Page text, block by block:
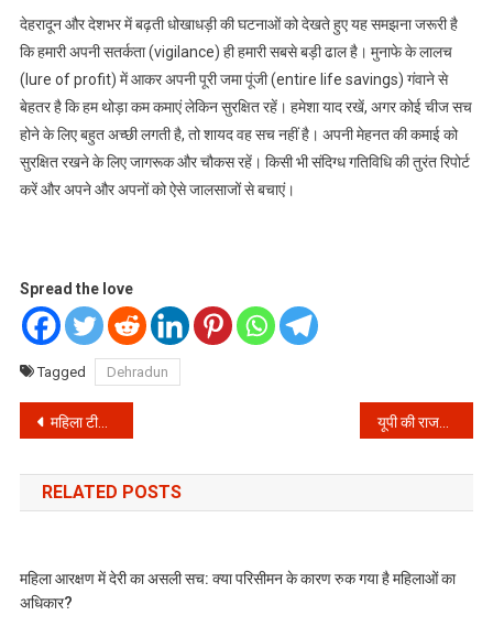
देहरादून और देशभर में बढ़ती धोखाधड़ी की घटनाओं को देखते हुए यह समझना जरूरी है
कि हमारी अपनी सतर्कता (vigilance) ही हमारी सबसे बड़ी ढाल है। मुनाफे के लालच
(lure of profit) में आकर अपनी पूरी जमा पूंजी (entire life savings) गंवाने से
बेहतर है कि हम थोड़ा कम कमाएं लेकिन सुरक्षित रहें। हमेशा याद रखें, अगर कोई चीज सच
होने के लिए बहुत अच्छी लगती है, तो शायद वह सच नहीं है। अपनी मेहनत की कमाई को
सुरक्षित रखने के लिए जागरूक और चौकस रहें। किसी भी संदिग्ध गतिविधि की तुरंत रिपोर्ट
करें और अपने और अपनों को ऐसे जालसाजों से बचाएं।
Spread the love
Tagged Dehradun
Post
navigation
महिला टी20 विश्व कप फाइनल: विस्तृत जानकारी के अभाव में एक संक्षिप्त अवलोकन (Women’s T20 World Cup Final: A Brief Overview Due to Lack of Detailed Information)
RELATED POSTS
महिला आरक्षण में देरी का असली सच: क्या परिसीमन के कारण रुक गया है महिलाओं का
अधिकार?